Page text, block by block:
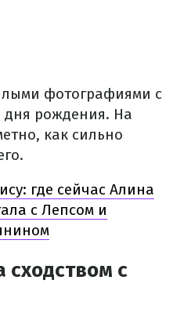
фотографиями с
дня рождения. На
как сильно
где сейчас Алина
с Лепсом и
сходством с